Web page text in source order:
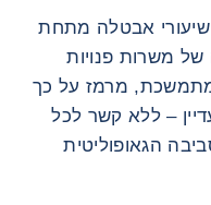
אבטלה מתחת
משרות פנויות
מתמשכת, מרמז על כך
– ללא קשר לכל
הגאופוליטית